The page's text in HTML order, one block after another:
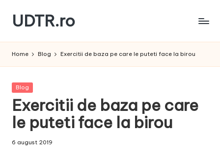
Skip
content
UDTR.ro
te
Home Blog Exercitii de baza pe care le puteti face la birou
Posted
Blog
Exercitii de baza pe care
le puteti face la birou
6 august 2019